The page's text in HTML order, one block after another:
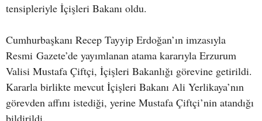
tensipleriyle İçişleri Bakanı oldu.
Cumhurbaşkanı Recep Tayyip Erdoğan’ın imzasıyla
Resmi Gazete’de yayımlanan atama kararıyla Erzurum
Valisi Mustafa Çiftçi, İçişleri Bakanlığı görevine getirildi.
Kararla birlikte mevcut İçişleri Bakanı Ali Yerlikaya’nın
görevden affını istediği, yerine Mustafa Çiftçi’nin atandığı
bildirildi.